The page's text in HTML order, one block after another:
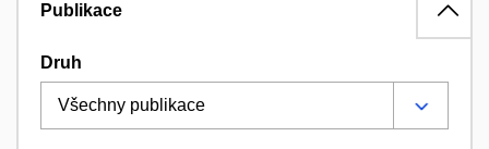
Publikace
Druh